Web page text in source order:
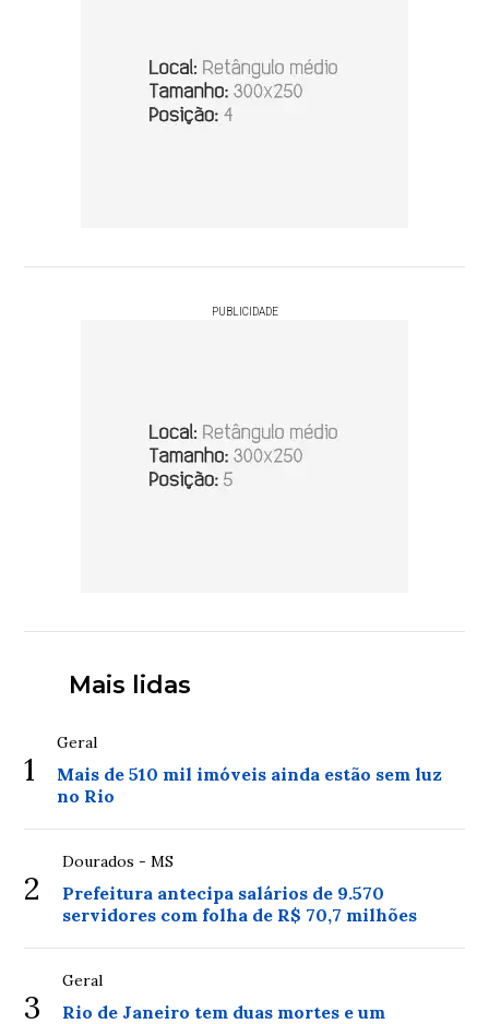
PUBLICIDADE
Mais lidas
1
Geral
Mais de 510 mil imóveis ainda estão sem luz
no Rio
2
Dourados - MS
Prefeitura antecipa salários de 9.570
servidores com folha de R$ 70,7 milhões
3
Geral
Rio de Janeiro tem duas mortes e um